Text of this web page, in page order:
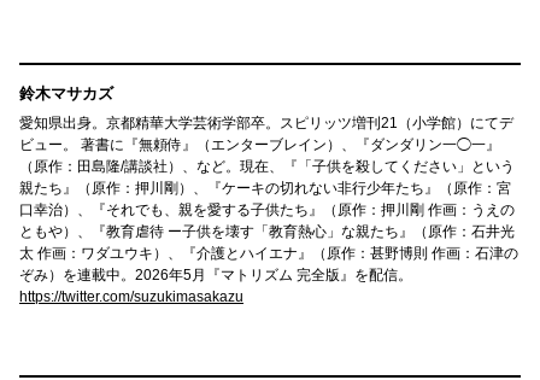
鈴木マサカズ
愛知県出身。京都精華大学芸術学部卒。スピリッツ増刊21（小学館）にてデ
ビュー。 著書に『無頼侍』（エンターブレイン）、『ダンダリン一◯一』
（原作：田島隆/講談社）、など。現在、『「子供を殺してください」という
親たち』（原作：押川剛）、『ケーキの切れない非行少年たち』（原作：宮
口幸治）、『それでも、親を愛する子供たち』（原作：押川剛 作画：うえの
ともや）、『教育虐待 ー子供を壊す「教育熱心」な親たち』（原作：石井光
太 作画：ワダユウキ）、『介護とハイエナ』（原作：甚野博則 作画：石津の
ぞみ）を連載中。2026年5月『マトリズム 完全版』を配信。
https://twitter.com/suzukimasakazu